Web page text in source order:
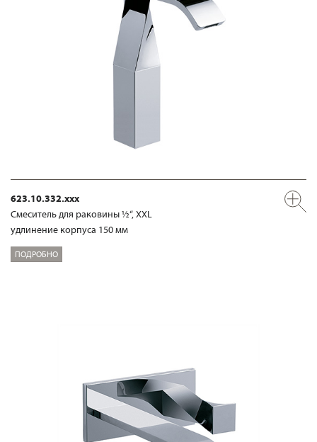
623.10.332.xxx
Смеситель для раковины ½“, XXL
удлинение корпуса 150 мм
ПОДРОБНО